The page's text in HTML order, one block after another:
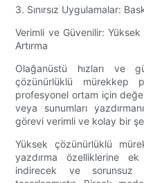
3. Sınırsız Uygulamalar:
Verimli ve Güvenilir:
Artırma
Olağanüstü hızları ve
çözünürlüklü mürekkep
profesyonel ortam için
veya sunumları
görevi verimli ve kolay bir
Yüksek çözünürlüklü
yazdırma özelliklerine
indirecek ve sorunsuz